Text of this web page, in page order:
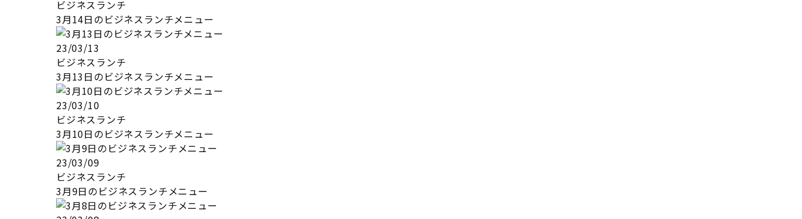
ビジネスランチ
3月14日のビジネスランチメニュー
23/03/13
ビジネスランチ
3月13日のビジネスランチメニュー
23/03/10
ビジネスランチ
3月10日のビジネスランチメニュー
23/03/09
ビジネスランチ
3月9日のビジネスランチメニュー